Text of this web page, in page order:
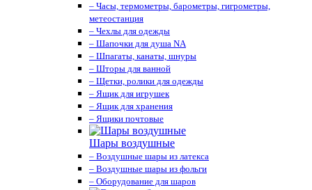
– Часы, термометры, барометры, гигрометры,
метеостанция
– Чехлы для одежды
– Шапочки для душа NA
– Шпагаты, канаты, шнуры
– Шторы для ванной
– Щетки, ролики для одежды
– Ящик для игрушек
– Ящик для хранения
– Ящики почтовые
Шары воздушные
– Воздушные шары из латекса
– Воздушные шары из фольги
– Оборудование для шаров